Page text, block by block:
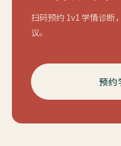
扫码预约 1v1 学情诊断
议。
预